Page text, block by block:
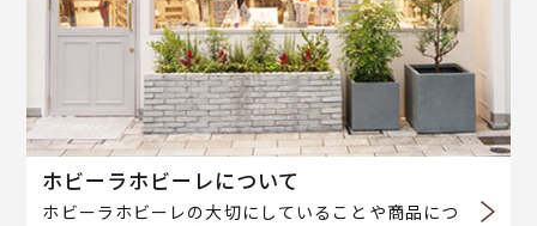
ホビーラホビーレについて
ホビーラホビーレの大切にしていることや商品につ